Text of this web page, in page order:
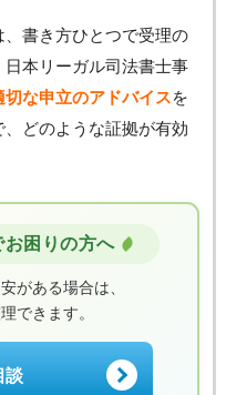
書き方ひとつで受理の
本リーガル司法書士事
な申立のアドバイスを
どのような証拠が有効
困りの方へ
がある場合は、
できます。
談